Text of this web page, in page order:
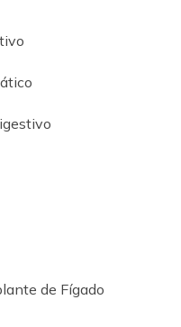
de Fígado